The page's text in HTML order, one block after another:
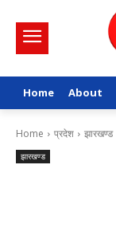
Home About
Home प्रदेश झारखण्ड
झारखण्ड